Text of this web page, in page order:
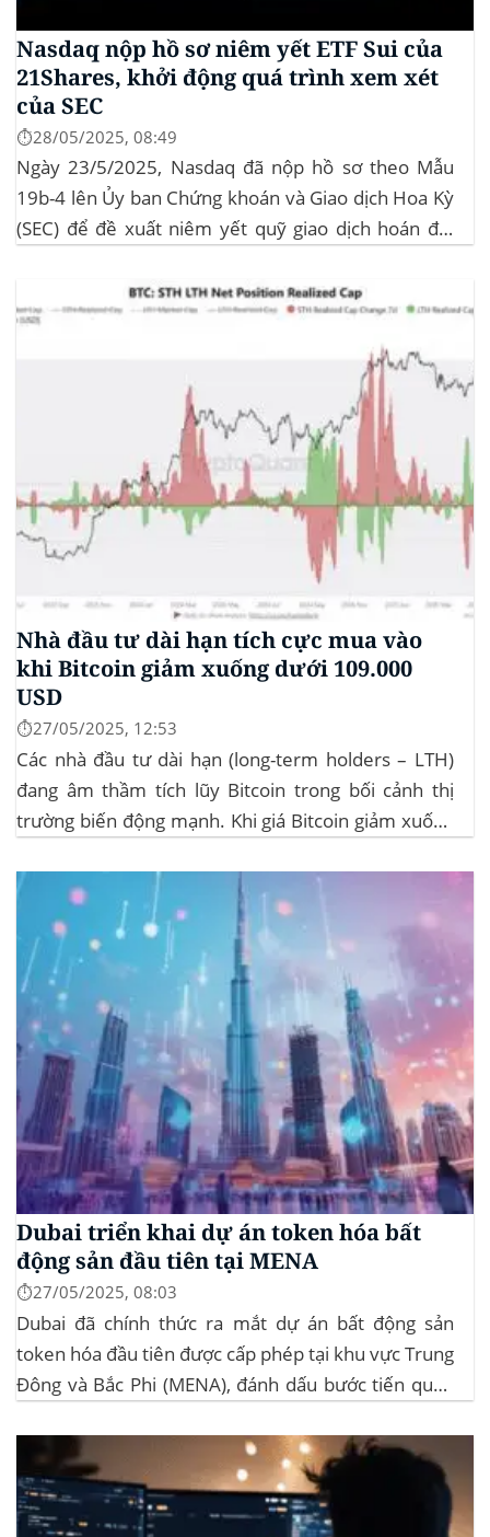
Nasdaq nộp hồ sơ niêm yết ETF Sui của
21Shares, khởi động quá trình xem xét
của SEC
⏱️28/05/2025, 08:49
Ngày 23/5/2025, Nasdaq đã nộp hồ sơ theo Mẫu
19b-4 lên Ủy ban Chứng khoán và Giao dịch Hoa Kỳ
(SEC) để đề xuất niêm yết quỹ giao dịch hoán đổi
trình xem xét chính thức của SEC đối với...
Nhà đầu tư dài hạn tích cực mua vào
khi Bitcoin giảm xuống dưới 109.000
USD
⏱️27/05/2025, 12:53
Các nhà đầu tư dài hạn (long-term holders – LTH)
đang âm thầm tích lũy Bitcoin trong bối cảnh thị
trường biến động mạnh. Khi giá Bitcoin giảm xuống
khiến hơn 185 triệu USD vị thế mua bị xóa...
Dubai triển khai dự án token hóa bất
động sản đầu tiên tại MENA
⏱️27/05/2025, 08:03
Dubai đã chính thức ra mắt dự án bất động sản
token hóa đầu tiên được cấp phép tại khu vực Trung
Đông và Bắc Phi (MENA), đánh dấu bước tiến quan
vào lĩnh vực bất động sản. Dự án này là...